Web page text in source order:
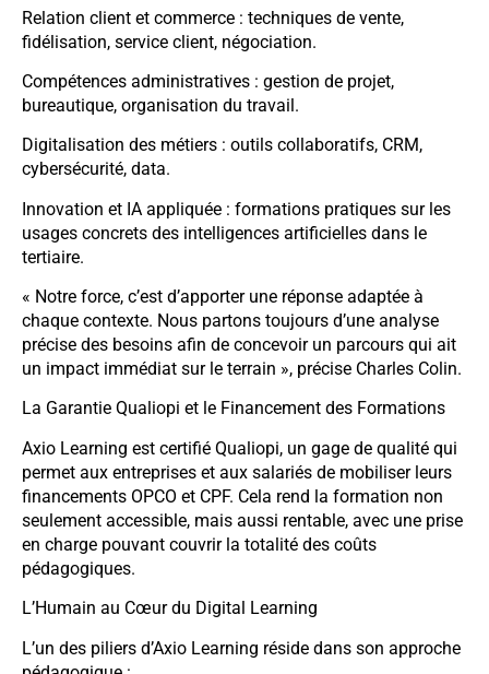
Relation client et commerce : techniques de vente,
fidélisation, service client, négociation.
Compétences administratives : gestion de projet,
bureautique, organisation du travail.
Digitalisation des métiers : outils collaboratifs, CRM,
cybersécurité, data.
Innovation et IA appliquée : formations pratiques sur les
usages concrets des intelligences artificielles dans le
tertiaire.
« Notre force, c’est d’apporter une réponse adaptée à
chaque contexte. Nous partons toujours d’une analyse
précise des besoins afin de concevoir un parcours qui ait
un impact immédiat sur le terrain », précise Charles Colin.
La Garantie Qualiopi et le Financement des Formations
Axio Learning est certifié Qualiopi, un gage de qualité qui
permet aux entreprises et aux salariés de mobiliser leurs
financements OPCO et CPF. Cela rend la formation non
seulement accessible, mais aussi rentable, avec une prise
en charge pouvant couvrir la totalité des coûts
pédagogiques.
L’Humain au Cœur du Digital Learning
L’un des piliers d’Axio Learning réside dans son approche